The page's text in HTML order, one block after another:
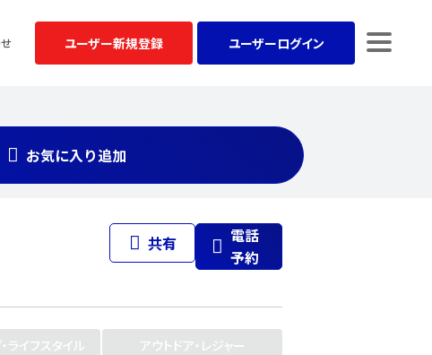
ユーザー新規登録 ユーザーログイン
お気に入り追加
共有
電話
予約
ライフスタイル
アウトドア・レジャー